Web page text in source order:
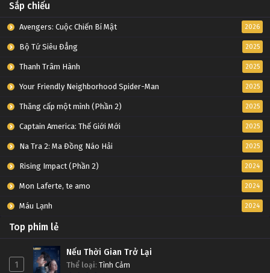
Sắp chiếu
Avengers: Cuộc Chiến Bí Mật 2026
Bộ Tứ Siêu Đẳng 2025
Thanh Trâm Hành 2025
Your Friendly Neighborhood Spider-Man 2025
Thăng cấp một mình (Phần 2) 2025
Captain America: Thế Giới Mới 2025
Na Tra 2: Ma Đồng Náo Hải 2025
Rising Impact (Phần 2) 2024
Mon Laferte, te amo 2024
Máu Lạnh 2024
Top phim lẻ
1
Nếu Thời Gian Trở Lại
Thể loại: Tình Cảm